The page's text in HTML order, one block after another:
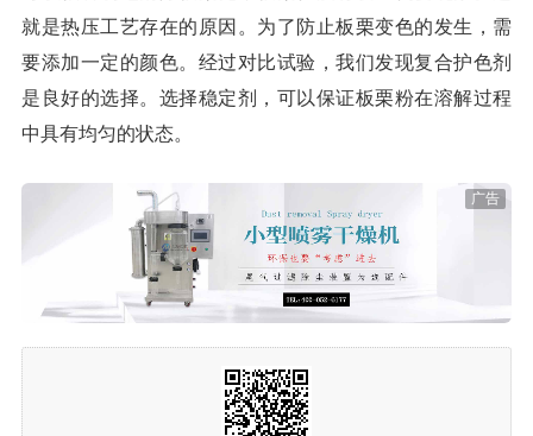
就是热压工艺存在的原因。为了防止板栗变色的发生，需
要添加一定的颜色。经过对比试验，我们发现复合护色剂
是良好的选择。选择稳定剂，可以保证板栗粉在溶解过程
中具有均匀的状态。
广告